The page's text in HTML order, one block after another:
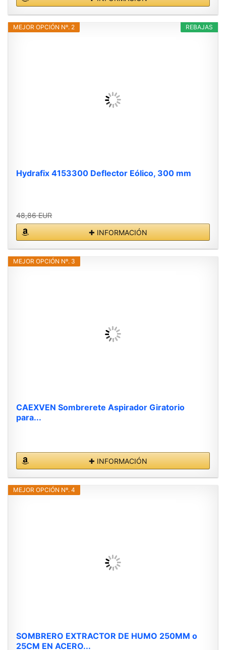
REBAJAS
MEJOR OPCIÓN Nº. 2
Hydrafix 4153300 Deflector Eólico, 300 mm
48,86 EUR
✚ INFORMACIÓN
MEJOR OPCIÓN Nº. 3
CAEXVEN Sombrerete Aspirador Giratorio
para...
✚ INFORMACIÓN
MEJOR OPCIÓN Nº. 4
SOMBRERO EXTRACTOR DE HUMO 250MM o
25CM EN ACERO...